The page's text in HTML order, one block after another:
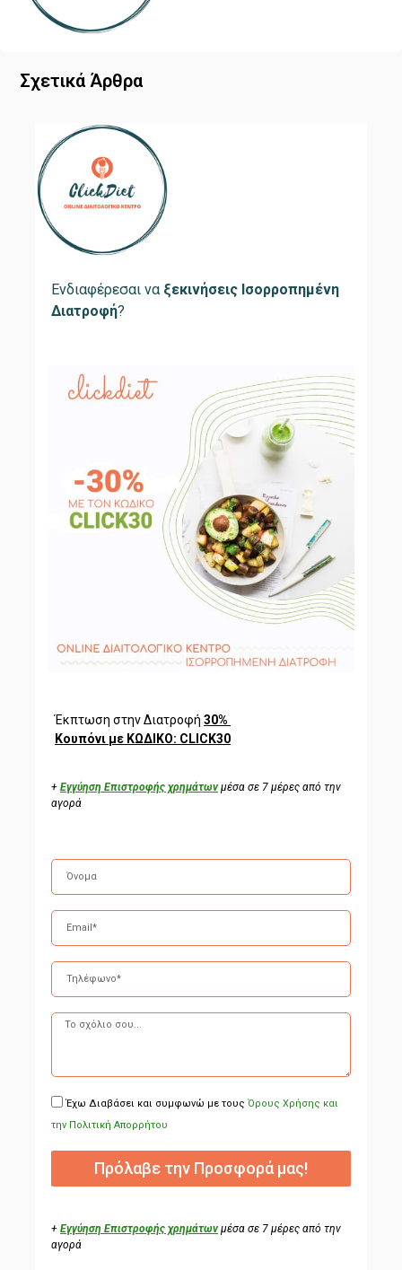
Σχετικά Άρθρα
Ενδιαφέρεσαι να ξεκινήσεις Ισορροπημένη
Διατροφή?
Έκπτωση στην Διατροφή 30%
Koυπόνι με ΚΩΔΙΚΟ: CLICK30
+ Εγγύηση Επιστροφής χρημάτων μέσα σε 7 μέρες από την
αγορά
Έχω Διαβάσει και συμφωνώ με τους Όρους Χρήσης και
την Πολιτική Απορρήτου
Πρόλαβε την Προσφορά μας!
+ Εγγύηση Επιστροφής χρημάτων μέσα σε 7 μέρες από την
αγορά